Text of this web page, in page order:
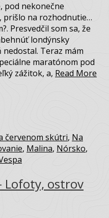
pod nekonečne
prišlo na rozhodnutie…
Presvedčil som sa, že
londýnsky
Teraz mám
maratónom pod
zážitok, a, Read More
červenom skútri, Na
, Malina, Nórsko,
Lofoty, ostrov